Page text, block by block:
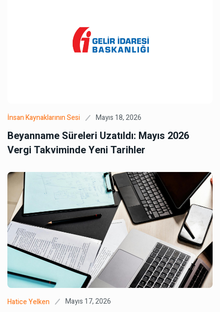
İnsan Kaynaklarının Sesi Mayıs 18, 2026
Beyanname Süreleri Uzatıldı: Mayıs 2026
Vergi Takviminde Yeni Tarihler
Hatice Yelken Mayıs 17, 2026